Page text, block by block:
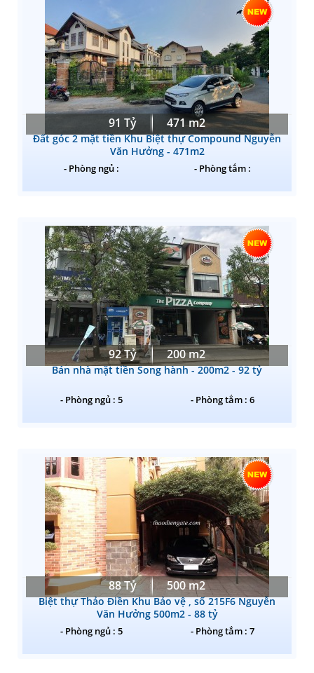
91 Tỷ 471 m2
Đất góc 2 mặt tiền Khu Biệt thự Compound Nguyễn
Văn Hưởng - 471m2
- Phòng ngủ : - Phòng tắm :
92 Tỷ 200 m2
Bán nhà mặt tiền Song hành - 200m2 - 92 tỷ
- Phòng ngủ : 5 - Phòng tắm : 6
88 Tỷ 500 m2
Biệt thự Thảo Điền Khu Bảo vệ , số 215F6 Nguyễn
Văn Hưởng 500m2 - 88 tỷ
- Phòng ngủ : 5 - Phòng tắm : 7